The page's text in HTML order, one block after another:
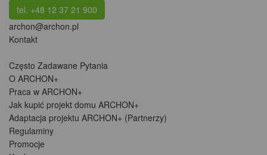
tel. +48 12 37 21 900
archon@archon.pl
Kontakt
Często Zadawane Pytania
O ARCHON+
Praca w ARCHON+
Jak kupić projekt domu ARCHON+
Adaptacja projektu ARCHON+ (Partnerzy)
Regulaminy
Promocje